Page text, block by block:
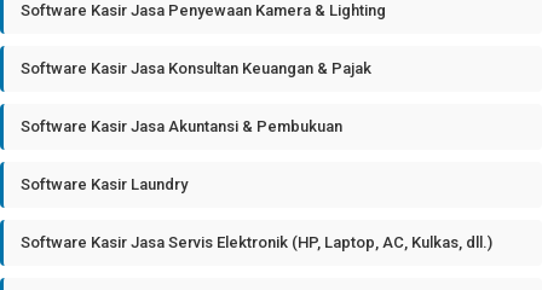
Software Kasir Jasa Penyewaan Kamera & Lighting
Software Kasir Jasa Konsultan Keuangan & Pajak
Software Kasir Jasa Akuntansi & Pembukuan
Software Kasir Laundry
Software Kasir Jasa Servis Elektronik (HP, Laptop, AC, Kulkas, dll.)